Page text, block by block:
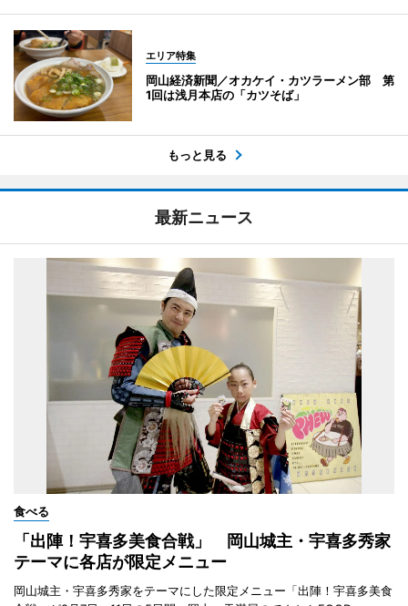
エリア特集
岡山経済新聞／オカケイ・カツラーメン部 第
1回は浅月本店の「カツそば」
もっと見る
最新ニュース
食べる
「出陣！宇喜多美食合戦」 岡山城主・宇喜多秀家
テーマに各店が限定メニュー
岡山城主・宇喜多秀家をテーマにした限定メニュー「出陣！宇喜多美食